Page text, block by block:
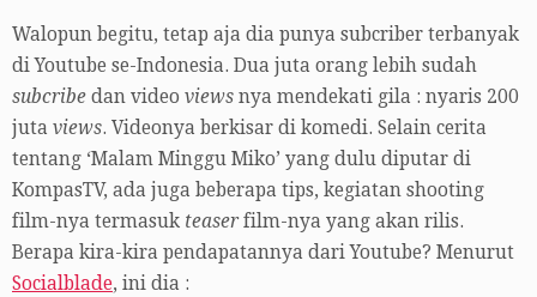
Walopun begitu, tetap aja dia punya subcriber terbanyak
di Youtube se-Indonesia. Dua juta orang lebih sudah
subcribe dan video views nya mendekati gila : nyaris 200
juta views. Videonya berkisar di komedi. Selain cerita
tentang ‘Malam Minggu Miko’ yang dulu diputar di
KompasTV, ada juga beberapa tips, kegiatan shooting
film-nya termasuk teaserfilm-nya yang akan rilis.
Berapa kira-kira pendapatannya dari Youtube? Menurut
Socialblade, ini dia :